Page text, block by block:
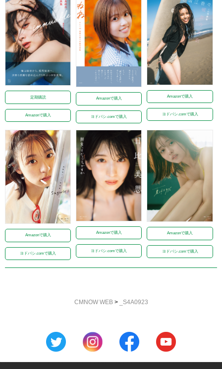
定期購読
Amazonで購入
Amazonで購入
ヨドバシ.comで購入
Amazonで購入
ヨドバシ.comで購入
Amazonで購入
ヨドバシ.comで購入
Amazonで購入
ヨドバシ.comで購入
Amazonで購入
ヨドバシ.comで購入
CMNOW WEB> _S4A0923